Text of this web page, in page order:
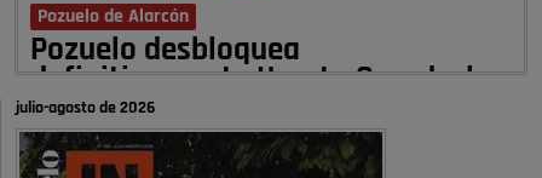
Pozuelo de Alarcón
Pozuelo desbloquea
definitivamente Huerta Grande: las
obras …
Donde pueden inscribirse las personas empadronados en Pozuelo para
julio-agosto de 2026